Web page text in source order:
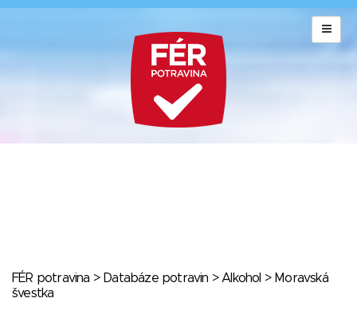
FÉR potravina > Databáze potravin > Alkohol > Moravská
švestka